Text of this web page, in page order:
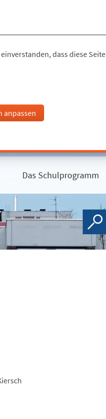
dass diese Seite
anpassen
Das Schulprogramm